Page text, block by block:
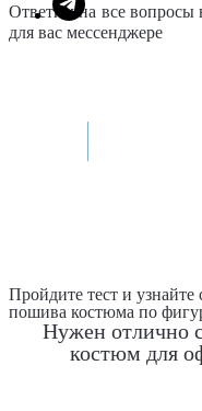
Ответим на все вопросы
для вас мессенджере
Пройдите тест и узнайте
пошива костюма по
Нужен отлично
костюм для